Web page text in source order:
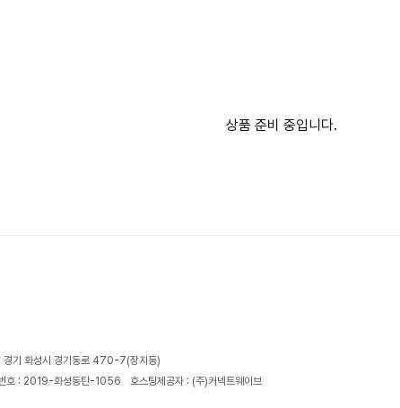
상품 준비 중입니다.
경기 화성시 경기동로 470-7(장지동)
호 : 2019-화성동탄-1056
호스팅제공자 : (주)커넥트웨이브